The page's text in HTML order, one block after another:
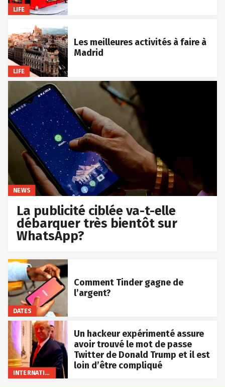
LIFE
LIFE
Les meilleures activités à faire à
Madrid
NEWS
La publicité ciblée va-t-elle
débarquer très bientôt sur
WhatsApp?
DATES
Comment Tinder gagne de
l’argent?
INTERNATIONAL
Un hackeur expérimenté assure
avoir trouvé le mot de passe
Twitter de Donald Trump et il est
loin d’être compliqué